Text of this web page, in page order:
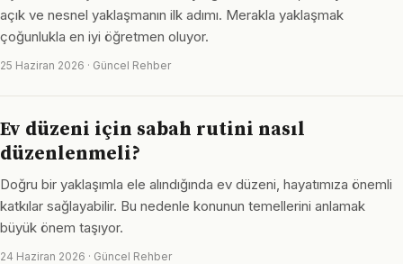
açık ve nesnel yaklaşmanın ilk adımı. Merakla yaklaşmak
çoğunlukla en iyi öğretmen oluyor.
25 Haziran 2026 · Güncel Rehber
Ev düzeni için sabah rutini nasıl
düzenlenmeli?
Doğru bir yaklaşımla ele alındığında ev düzeni, hayatımıza önemli
katkılar sağlayabilir. Bu nedenle konunun temellerini anlamak
büyük önem taşıyor.
24 Haziran 2026 · Güncel Rehber